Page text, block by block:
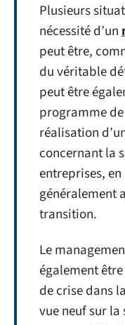
Plusieurs
nécessité d’un
peut être,
du véritable
peut être
programme
réalisation
concernant la
entreprises,
généralement
transition.
Le
également
de crise dans
vue neuf sur